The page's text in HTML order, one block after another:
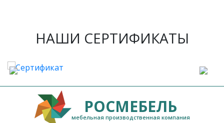
НАШИ СЕРТИФИКАТЫ
РОСМЕБЕЛЬ
мебельная производственная компания